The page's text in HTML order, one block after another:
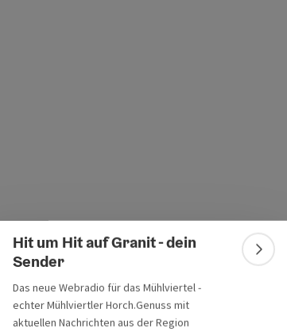
Hit um Hit auf Granit - dein
Sender
Das neue Webradio für das Mühlviertel -
echter Mühlviertler Horch.Genuss mit
aktuellen Nachrichten aus der Region